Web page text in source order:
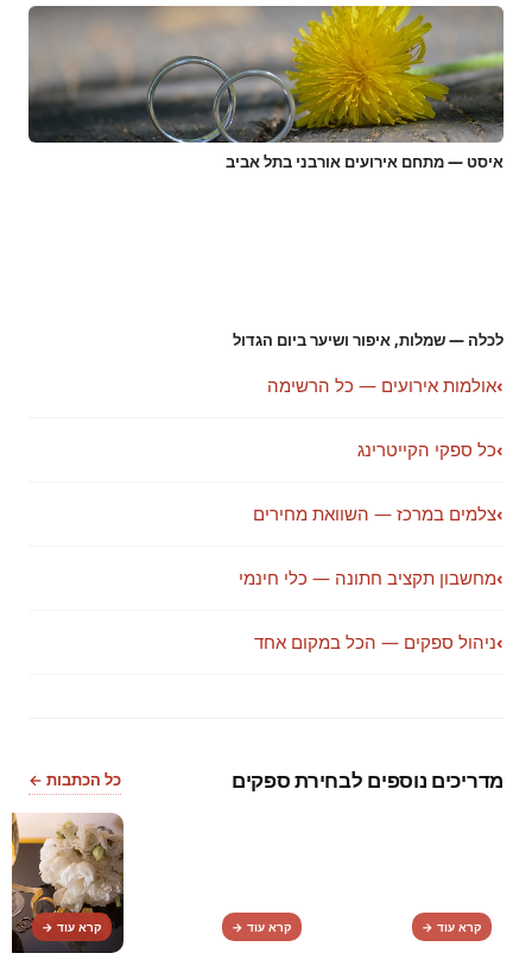
איסט — מתחם אירועים אורבני בתל אביב
לכלה — שמלות, איפור ושיער ביום הגדול
›אולמות אירועים — כל הרשימה
›כל ספקי הקייטרינג
›צלמים במרכז — השוואת מחירים
›מחשבון תקציב חתונה — כלי חינמי
›ניהול ספקים — הכל במקום אחד
מדריכים נוספים לבחירת ספקים כל הכתבות ←
קרא עוד → קרא עוד → קרא עוד →